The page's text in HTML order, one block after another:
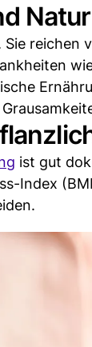
Natur
reichen
ist gut
Index